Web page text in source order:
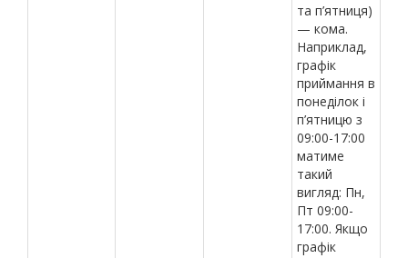
та п’ятниця)
— кома.
Наприклад,
графік
приймання в
понеділок і
п’ятницю з
09:00-17:00
матиме
такий
вигляд: Пн,
Пт 09:00-
17:00. Якщо
графік